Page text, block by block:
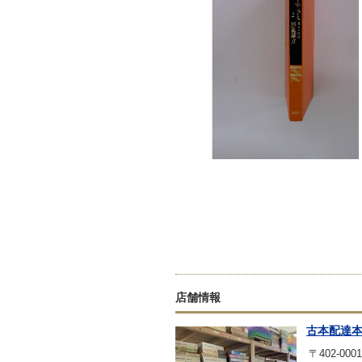
店舗情報
古本配達
〒402-0001